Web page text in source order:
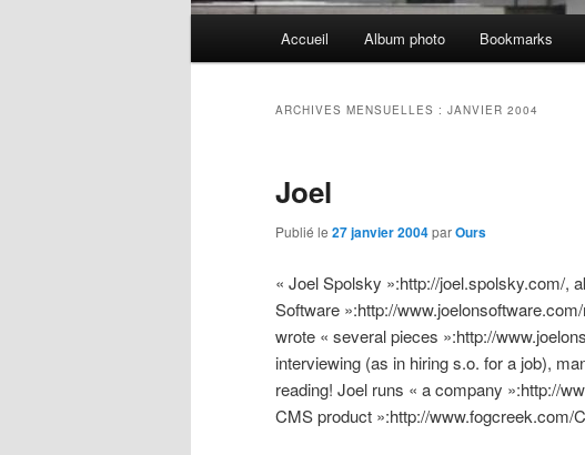
Accueil Album photo Bookmarks
ARCHIVES MENSUELLES : JANVIER 2004
Joel
Publié le 27 janvier 2004parOurs
« Joel Spolsky »:http://joel.spolsky.com/,
Software »:http://
wrote « several pieces »:http://
interviewing (as in hiring s.o. for a job),
reading! Joel runs « a company »:http://
CMS product »:http://www.fogcreek.com/